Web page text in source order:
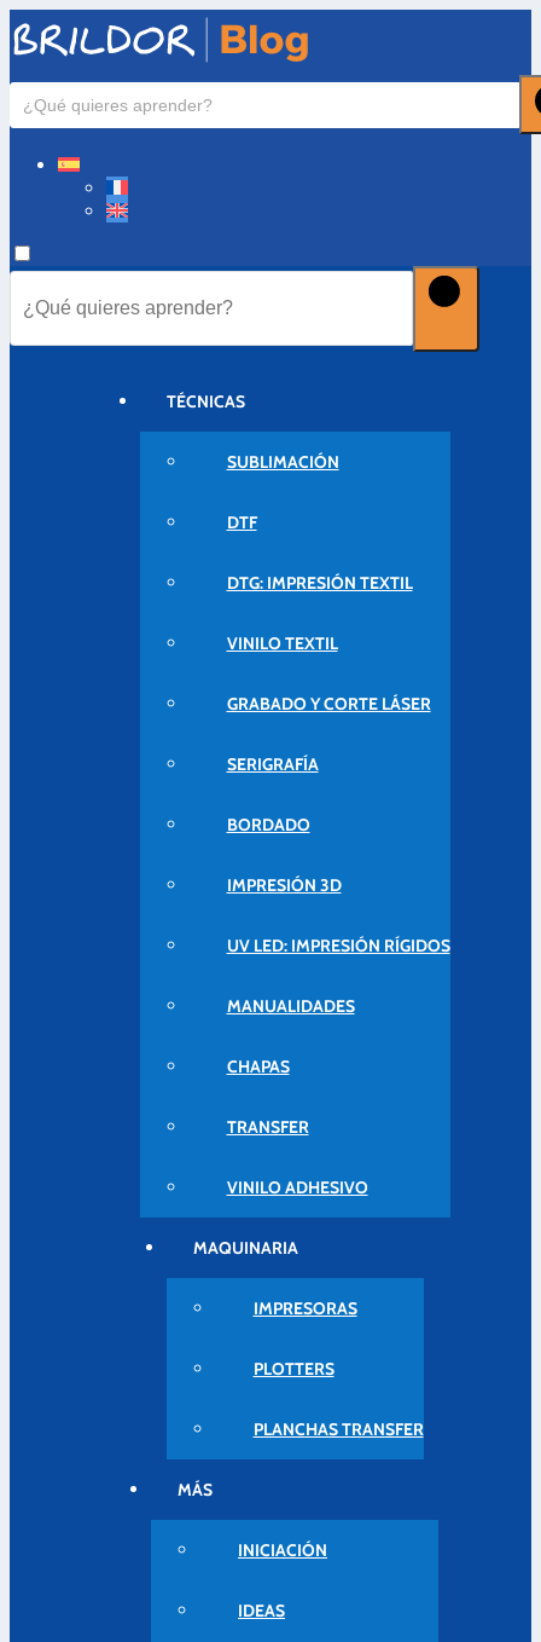
TÉCNICAS
SUBLIMACIÓN
DTF
DTG: IMPRESIÓN TEXTIL
VINILO TEXTIL
GRABADO Y CORTE LÁSER
SERIGRAFÍA
BORDADO
IMPRESIÓN 3D
UV LED: IMPRESIÓN RÍGIDOS
MANUALIDADES
CHAPAS
TRANSFER
VINILO ADHESIVO
MAQUINARIA
IMPRESORAS
PLOTTERS
PLANCHAS TRANSFER
MÁS
INICIACIÓN
IDEAS